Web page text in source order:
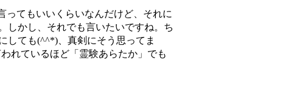
てもいいくらいなんだけど、それに
しかし、それでも言いたいですね。ち
しても(^^*)、真剣にそう思ってま
れているほど「霊験あらたか」でも